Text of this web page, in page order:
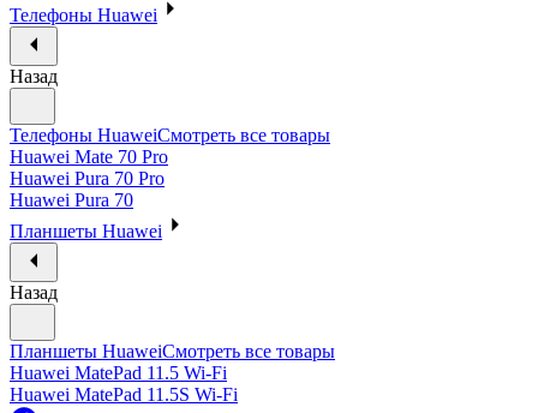
Телефоны Huawei
Назад
Телефоны HuaweiСмотреть все товары
Huawei Mate 70 Pro
Huawei Pura 70 Pro
Huawei Pura 70
Планшеты Huawei
Назад
Планшеты HuaweiСмотреть все товары
Huawei MatePad 11.5 Wi-Fi
Huawei MatePad 11.5S Wi-Fi